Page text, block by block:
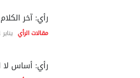
رأي: آخر
مقالات الرأي يناير 1, 2023
رأي: أساس